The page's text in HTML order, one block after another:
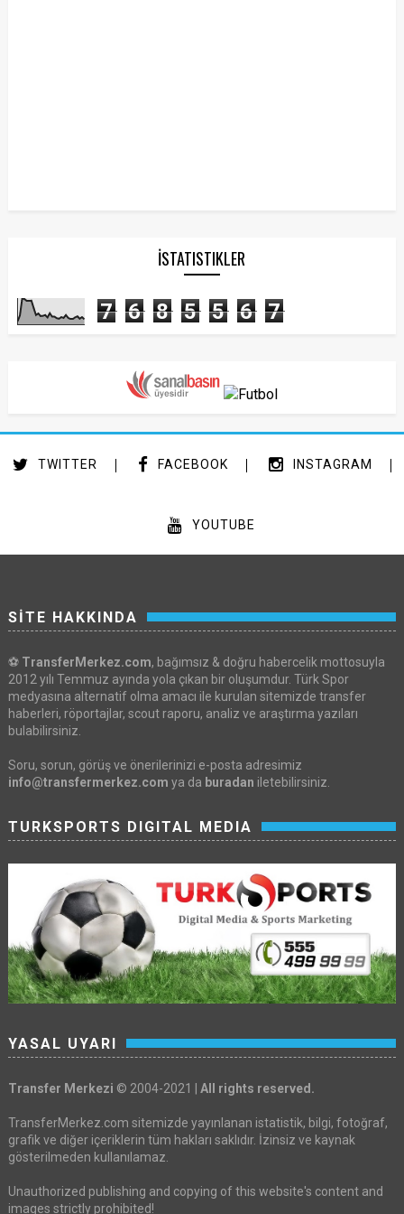
İSTATISTIKLER
7 6 8 5 5 6 7
TWITTER FACEBOOK INSTAGRAM
YOUTUBE
SİTE HAKKINDA
⚽ TransferMerkez.com, bağımsız & doğru habercelik mottosuyla
2012 yılı Temmuz ayında yola çıkan bir oluşumdur. Türk Spor
medyasına alternatif olma amacı ile kurulan sitemizde transfer
haberleri, röportajlar, scout raporu, analiz ve araştırma yazıları
bulabilirsiniz.
Soru, sorun, görüş ve önerilerinizi e-posta adresimiz
info@transfermerkez.com ya da buradan iletebilirsiniz.
TURKSPORTS DIGITAL MEDIA
YASAL UYARI
Transfer Merkezi © 2004-2021 | All rights reserved.
TransferMerkez.com sitemizde yayınlanan istatistik, bilgi, fotoğraf,
grafik ve diğer içeriklerin tüm hakları saklıdır. İzinsiz ve kaynak
gösterilmeden kullanılamaz.
Unauthorized publishing and copying of this website's content and
images strictly prohibited!